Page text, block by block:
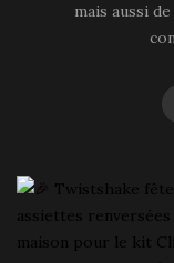
mais aussi